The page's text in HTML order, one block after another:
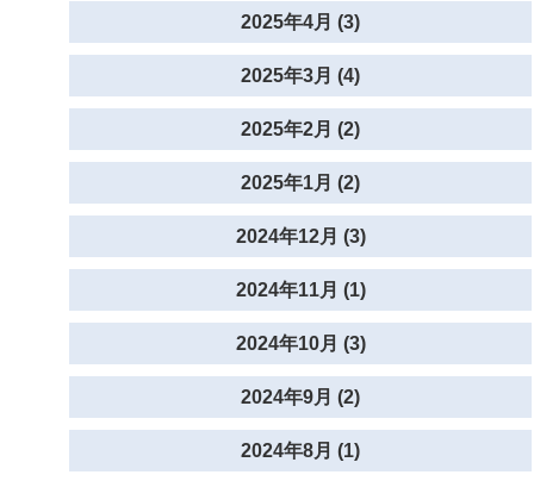
2025年4月 (3)
2025年3月 (4)
2025年2月 (2)
2025年1月 (2)
2024年12月 (3)
2024年11月 (1)
2024年10月 (3)
2024年9月 (2)
2024年8月 (1)